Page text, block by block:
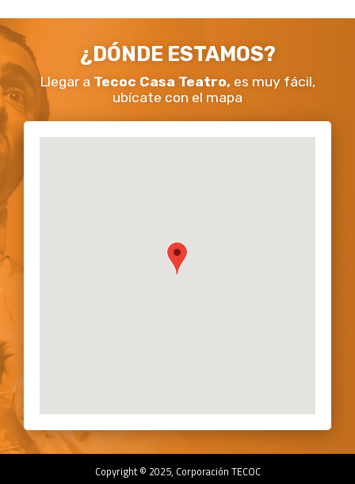
¿DÓNDE ESTAMOS?
Llegar a Tecoc Casa Teatro, es muy fácil,
ubícate con el mapa
Copyright © 2025, Corporación TECOC